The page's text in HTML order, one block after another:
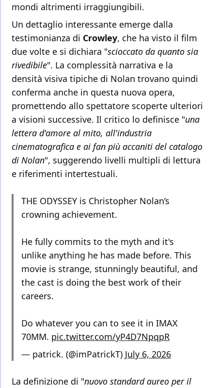
mondi altrimenti irraggiungibili.
Un dettaglio interessante emerge dalla
testimonianza di Crowley, che ha visto il film
due volte e si dichiara "scioccato da quanto sia
rivedibile". La complessità narrativa e la
densità visiva tipiche di Nolan trovano quindi
conferma anche in questa nuova opera,
promettendo allo spettatore scoperte ulteriori
a visioni successive. Il critico lo definisce "una
lettera d'amore al mito, all'industria
cinematografica e ai fan più accaniti del catalogo
di Nolan", suggerendo livelli multipli di lettura
e riferimenti intertestuali.
THE ODYSSEY is Christopher Nolan’s
crowning achievement.
He fully commits to the myth and it's
unlike anything he has made before. This
movie is strange, stunningly beautiful, and
the cast is doing the best work of their
careers.
Do whatever you can to see it in IMAX
70MM. pic.twitter.com/yP4D7NpqpR
— patrick. (@imPatrickT) July 6, 2026
La definizione di "nuovo standard aureo per il